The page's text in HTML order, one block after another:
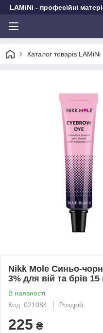
LAMiNi - професійні
Каталог товарів LAMiNi
Nikk Mole Синьо-
3% для вій та брів
В наявності
Код: 021084
Роздріб
225 ₴